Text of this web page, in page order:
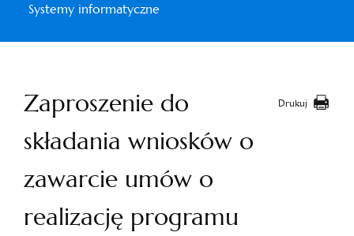
Systemy informatyczne
Drukuj
Zaproszenie do
składania wniosków o
zawarcie umów o
realizację programu